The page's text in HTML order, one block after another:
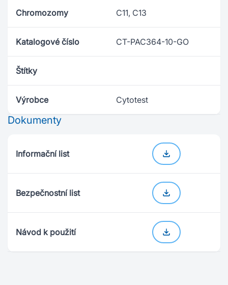
Chromozomy C11, C13
Katalogové číslo CT-PAC364-10-GO
Štítky
Výrobce Cytotest
Dokumenty
Informační list
Bezpečnostní list
Návod k použití